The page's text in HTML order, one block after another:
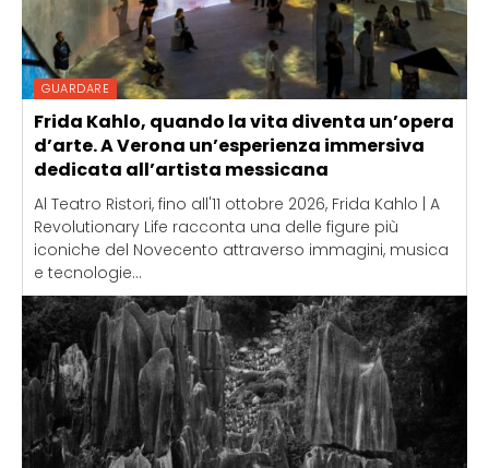
GUARDARE
Frida Kahlo, quando la vita diventa un’opera
d’arte. A Verona un’esperienza immersiva
dedicata all’artista messicana
Al Teatro Ristori, fino all'11 ottobre 2026, Frida Kahlo | A
Revolutionary Life racconta una delle figure più
iconiche del Novecento attraverso immagini, musica
e tecnologie...